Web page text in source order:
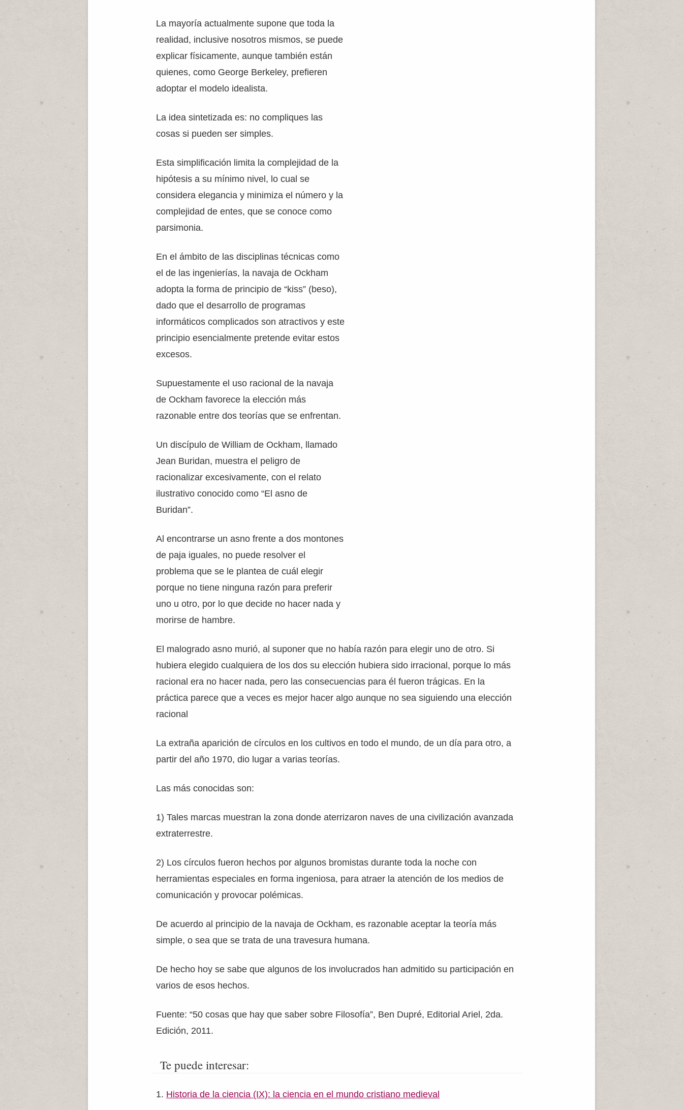
La mayoría actualmente supone que toda la
realidad, inclusive nosotros mismos, se puede
explicar físicamente, aunque también están
quienes, como George Berkeley, prefieren
adoptar el modelo idealista.
La idea sintetizada es: no compliques las
cosas si pueden ser simples.
Esta simplificación limita la complejidad de la
hipótesis a su mínimo nivel, lo cual se
considera elegancia y minimiza el número y la
complejidad de entes, que se conoce como
parsimonia.
En el ámbito de las disciplinas técnicas como
el de las ingenierías, la navaja de Ockham
adopta la forma de principio de “kiss” (beso),
dado que el desarrollo de programas
informáticos complicados son atractivos y este
principio esencialmente pretende evitar estos
excesos.
Supuestamente el uso racional de la navaja
de Ockham favorece la elección más
razonable entre dos teorías que se enfrentan.
Un discípulo de William de Ockham, llamado
Jean Buridan, muestra el peligro de
racionalizar excesivamente, con el relato
ilustrativo conocido como “El asno de
Buridan”.
Al encontrarse un asno frente a dos montones
de paja iguales, no puede resolver el
problema que se le plantea de cuál elegir
porque no tiene ninguna razón para preferir
uno u otro, por lo que decide no hacer nada y
morirse de hambre.
El malogrado asno murió, al suponer que no había razón para elegir uno de otro. Si
hubiera elegido cualquiera de los dos su elección hubiera sido irracional, porque lo más
racional era no hacer nada, pero las consecuencias para él fueron trágicas. En la
práctica parece que a veces es mejor hacer algo aunque no sea siguiendo una elección
racional
La extraña aparición de círculos en los cultivos en todo el mundo, de un día para otro, a
partir del año 1970, dio lugar a varias teorías.
Las más conocidas son:
1) Tales marcas muestran la zona donde aterrizaron naves de una civilización avanzada
extraterrestre.
2) Los círculos fueron hechos por algunos bromistas durante toda la noche con
herramientas especiales en forma ingeniosa, para atraer la atención de los medios de
comunicación y provocar polémicas.
De acuerdo al principio de la navaja de Ockham, es razonable aceptar la teoría más
simple, o sea que se trata de una travesura humana.
De hecho hoy se sabe que algunos de los involucrados han admitido su participación en
varios de esos hechos.
Fuente: “50 cosas que hay que saber sobre Filosofía”, Ben Dupré, Editorial Ariel, 2da.
Edición, 2011.
Te puede interesar:
Historia de la ciencia (IX): la ciencia en el mundo cristiano medieval